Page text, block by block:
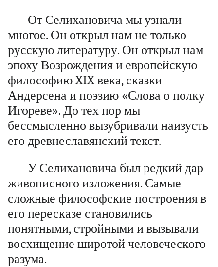
От Селихановича мы узнали
многое. Он открыл нам не только
русскую литературу. Он открыл нам
эпоху Возрождения и европейскую
философию XIX века, сказки
Андерсена и поэзию «Слова о полку
Игореве». До тех пор мы
бессмысленно вызубривали наизусть
его древнеславянский текст.
У Селихановича был редкий дар
живописного изложения. Самые
сложные философские построения в
его пересказе становились
понятными, стройными и вызывали
восхищение широтой человеческого
разума.